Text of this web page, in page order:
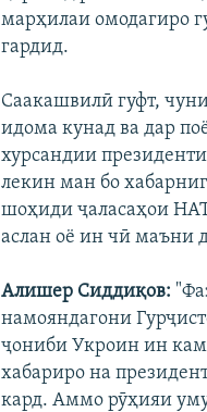
марҳилаи омодагиро
гардид.
Саакашвилӣ гуфт,
идома кунад ва дар
хурсандии
лекин ман бо
шоҳиди ҷаласаҳои
аслан оё ин чӣ маъни
Алишер Сиддиқов:
намояндагони
ҷониби Укроин ин
хабариро на
кард. Аммо рӯҳияи